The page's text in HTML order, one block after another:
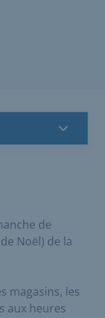
de
Noël) de la
magasins, les
aux heures